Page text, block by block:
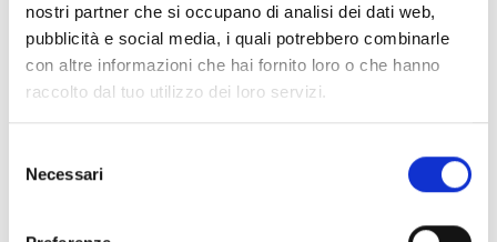
nostri partner che si occupano di analisi dei dati web,
pubblicità e social media, i quali potrebbero combinarle
con altre informazioni che hai fornito loro o che hanno
raccolto dal tuo utilizzo dei loro servizi.
delNecessari
SmartLine020-2
Central convencional de 2 zonas